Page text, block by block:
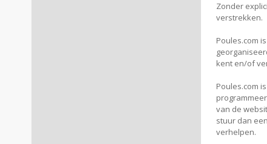
Zonder
verstrekken.
Poules.com
kent en/of
Poules.com
van de
stuur dan
verhelpen.